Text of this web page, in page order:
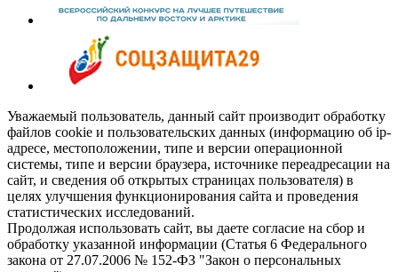
Уважаемый пользователь, данный сайт производит обработку
файлов cookie и пользовательских данных (информацию об ip-
адресе, местоположении, типе и версии операционной
системы, типе и версии браузера, источнике переадресации на
сайт, и сведения об открытых страницах пользователя) в
целях улучшения функционирования сайта и проведения
статистических исследований.
Продолжая использовать сайт, вы даете согласие на сбор и
обработку указанной информации (Статья 6 Федерального
закона от 27.07.2006 № 152-ФЗ "Закон о персональных